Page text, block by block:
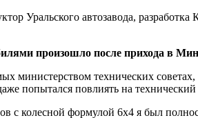
произошло после прихода в
министерством технических
попытался повлиять на
колесной формулой 6х4 я был